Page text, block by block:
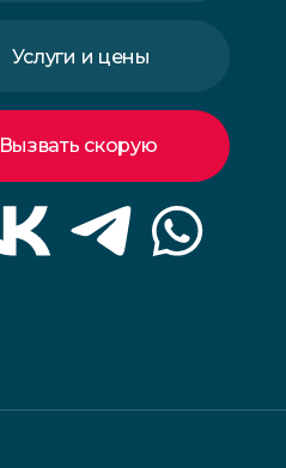
Услуги и цены
Вызвать скорую